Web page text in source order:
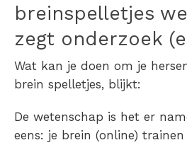
breinspelletjes
zegt onderzoek
Wat kan je doen om je
brein spelletjes, blijkt:
De wetenschap is het er
eens: je brein (online)